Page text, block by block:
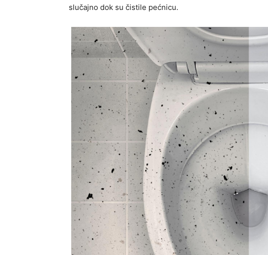
slučajno dok su čistile pećnicu.